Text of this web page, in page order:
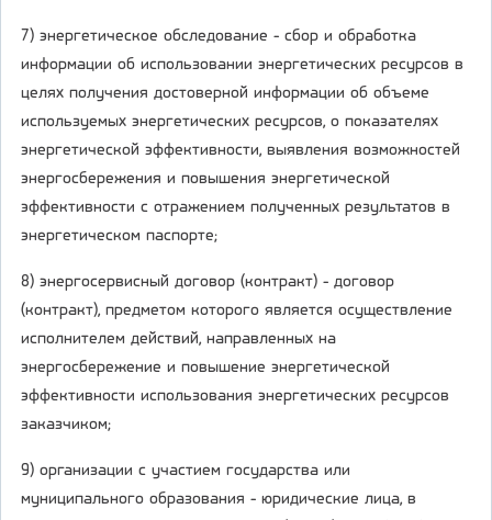
7) энергетическое обследование - сбор и обработка
информации об использовании энергетических ресурсов в
целях получения достоверной информации об объеме
используемых энергетических ресурсов, о показателях
энергетической эффективности, выявления возможностей
энергосбережения и повышения энергетической
эффективности с отражением полученных результатов в
энергетическом паспорте;
8) энергосервисный договор (контракт) - договор
(контракт), предметом которого является осуществление
исполнителем действий, направленных на
энергосбережение и повышение энергетической
эффективности использования энергетических ресурсов
заказчиком;
9) организации с участием государства или
муниципального образования - юридические лица, в